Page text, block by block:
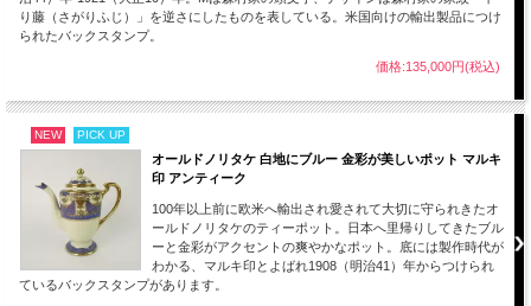
【刻印（バックスタンプ）】
オールドノリタケの作品は作品の裏につけられた刻印（バックスタンプ）から製造
り藤（さがりふじ）」を逆さにしたものを表している。米国向けの輸出製品につけ
られたバックスタンプ。
価格:135,000円(税込)
NEW PICK UP
オールドノリタケ 白地にブルー 金彩が美しいポット マルキ
印 アンティーク
100年以上前に欧米へ輸出され愛されて大切に守られきたオ
ールドノリタケのティーポット。日本へ里帰りしてきたブル
ーと金彩がアクセントの爽やかなポット。底には製作時代が
わかる、マルキ印とよばれ1908（明治41）年からつけられ
ているバックスタンプがあります。